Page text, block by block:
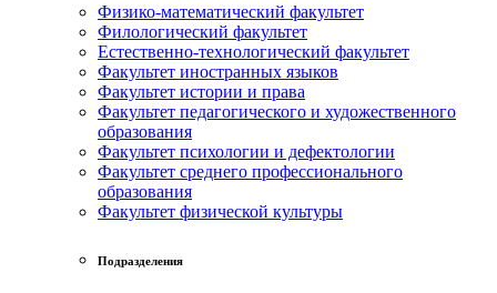
Физико-математический факультет
Филологический факультет
Естественно-технологический факультет
Факультет иностранных языков
Факультет истории и права
Факультет педагогического и художественного
образования
Факультет психологии и дефектологии
Факультет среднего профессионального
образования
Факультет физической культуры
Подразделения